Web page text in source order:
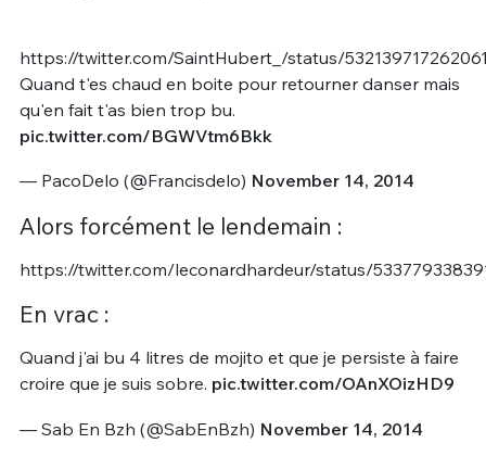
https://twitter.com/SaintHubert_/status/
Quand t'es chaud en boite pour retourner danser mais
qu'en fait t'as bien trop bu.
pic.twitter.com/BGWVtm6Bkk
— PacoDelo (@Francisdelo) November 14, 2014
Alors forcément le lendemain :
https://twitter.com/leconardhardeur/status/
En vrac :
Quand j'ai bu 4 litres de mojito et que je persiste à faire
croire que je suis sobre. pic.twitter.com/OAnXOizHD9
— Sab En Bzh (@SabEnBzh) November 14, 2014